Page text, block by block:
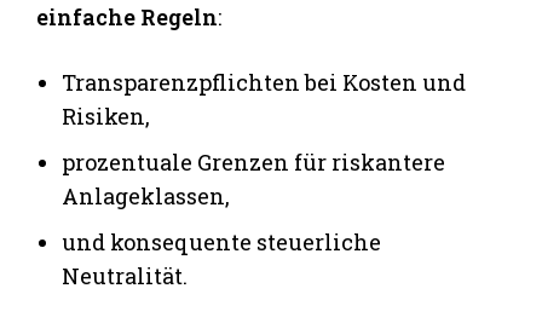
einfache Regeln:
Transparenzpflichten bei Kosten und
Risiken,
prozentuale Grenzen für riskantere
Anlageklassen,
und konsequente steuerliche
Neutralität.